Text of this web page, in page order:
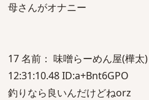
母さんがオナニー
17 名前： 味噌らーめん屋(樺
12:31:10.48 ID:a+Bnt6GPO
釣りなら良いんだけどねorz